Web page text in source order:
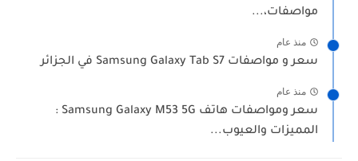
مواصفات،...
منذ عام
سعر و مواصفات Samsung Galaxy Tab S7 في الجزائر
منذ عام
سعر ومواصفات هاتف Samsung Galaxy M53 5G :
المميزات والعيوب...